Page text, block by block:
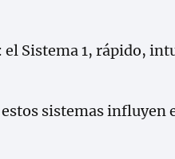
Sistema 1, rápido,
sistemas